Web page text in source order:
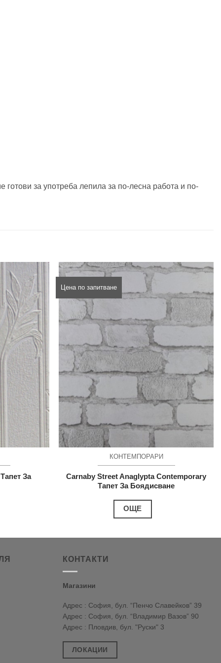
за употреба лепила за по-лесна работа и по-
За
Цена по запитване
КОНТЕМПОРАРИ
Carnaby Street Anaglypta Contemporary
Тапет За Боядисване
ОЩЕ
КОНТАКТИ
Магазини
Адрес : София, бул. “Пенчо Славейков” 39
Адрес : София, бул. “Владимир Вазов” 90
Адрес : Пловдив, бул. "Руски" 3
ЛОКАЦИИ